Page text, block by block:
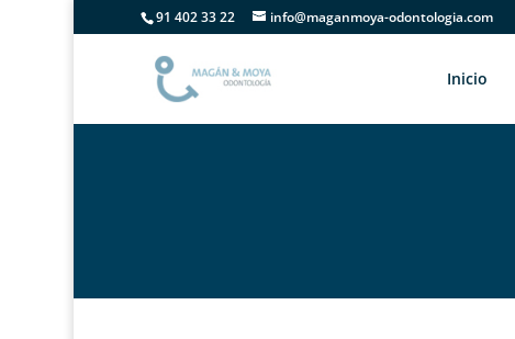
91 402 33 22 info@maganmoya-odontologia.com
Inicio